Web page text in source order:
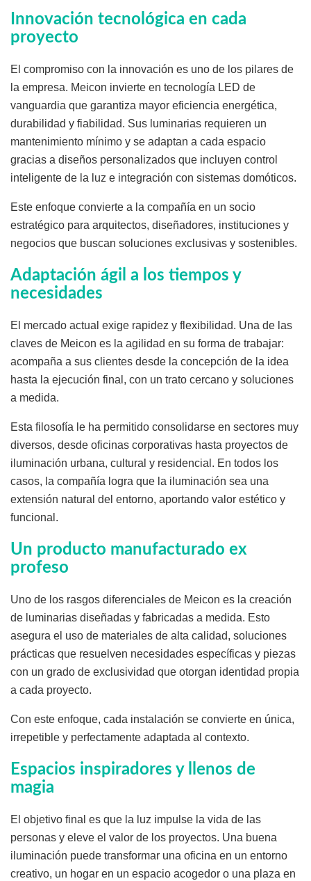
Innovación tecnológica en cada
proyecto
El compromiso con la innovación es uno de los pilares de
la empresa. Meicon invierte en tecnología LED de
vanguardia que garantiza mayor eficiencia energética,
durabilidad y fiabilidad. Sus luminarias requieren un
mantenimiento mínimo y se adaptan a cada espacio
gracias a diseños personalizados que incluyen control
inteligente de la luz e integración con sistemas domóticos.
Este enfoque convierte a la compañía en un socio
estratégico para arquitectos, diseñadores, instituciones y
negocios que buscan soluciones exclusivas y sostenibles.
Adaptación ágil a los tiempos y
necesidades
El mercado actual exige rapidez y flexibilidad. Una de las
claves de Meicon es la agilidad en su forma de trabajar:
acompaña a sus clientes desde la concepción de la idea
hasta la ejecución final, con un trato cercano y soluciones
a medida.
Esta filosofía le ha permitido consolidarse en sectores muy
diversos, desde oficinas corporativas hasta proyectos de
iluminación urbana, cultural y residencial. En todos los
casos, la compañía logra que la iluminación sea una
extensión natural del entorno, aportando valor estético y
funcional.
Un producto manufacturado ex
profeso
Uno de los rasgos diferenciales de Meicon es la creación
de luminarias diseñadas y fabricadas a medida. Esto
asegura el uso de materiales de alta calidad, soluciones
prácticas que resuelven necesidades específicas y piezas
con un grado de exclusividad que otorgan identidad propia
a cada proyecto.
Con este enfoque, cada instalación se convierte en única,
irrepetible y perfectamente adaptada al contexto.
Espacios inspiradores y llenos de
magia
El objetivo final es que la luz impulse la vida de las
personas y eleve el valor de los proyectos. Una buena
iluminación puede transformar una oficina en un entorno
creativo, un hogar en un espacio acogedor o una plaza en